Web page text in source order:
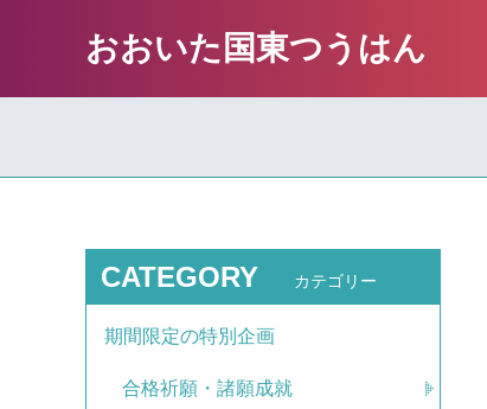
おおいた国東つうはん
CATEGORY カテゴリー
期間限定の特別企画
合格祈願・諸願成就